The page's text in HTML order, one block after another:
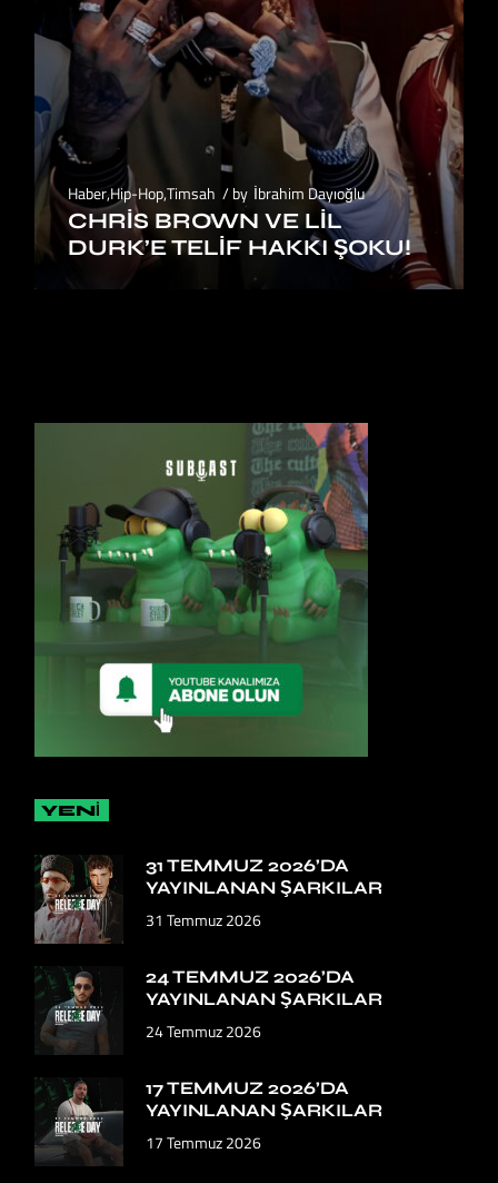
Haber,Hip-Hop,Timsah by İbrahim Dayıoğlu
CHRIS BROWN VE LIL
DURK’E TELIF HAKKI ŞOKU!
YENİ
31 TEMMUZ 2026’DA
YAYINLANAN ŞARKILAR
31 Temmuz 2026
24 TEMMUZ 2026’DA
YAYINLANAN ŞARKILAR
24 Temmuz 2026
17 TEMMUZ 2026’DA
YAYINLANAN ŞARKILAR
17 Temmuz 2026